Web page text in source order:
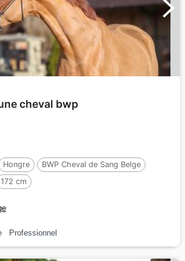
cheval bwp
Hongre
BWP Cheval de Sang Belge
172 cm
Professionnel